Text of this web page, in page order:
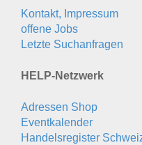
Kontakt, Impressum
offene Jobs
Letzte Suchanfragen
HELP-Netzwerk
Adressen Shop
Eventkalender
Handelsregister